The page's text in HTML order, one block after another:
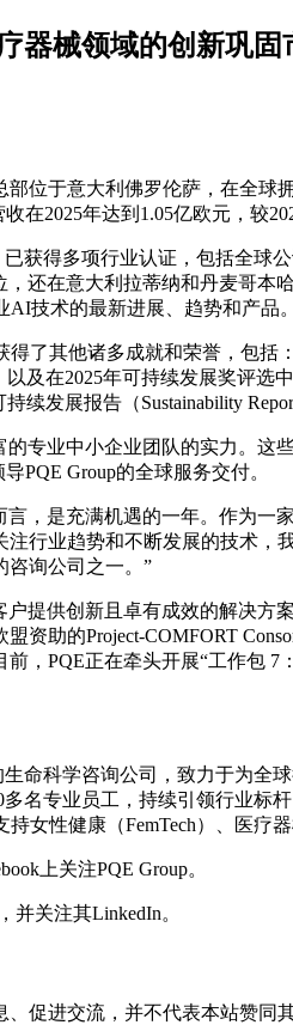
器械领域的创新巩固
位于意大利佛罗伦萨，在全
在2025年达到1.05亿欧元，较
获得多项行业认证，包括全球
还在意大利拉蒂纳和丹麦哥本
技术的最新进展、趋势和产品。
了其他诸多成就和荣誉，包
及在2025年可持续发展奖评
发展报告（Sustainability
专业中小企业团队的实力。这
PQE Group的全球服务交付。
言，是充满机遇的一年。作为
行业趋势和不断发展的技术
咨询公司之一。”
提供创新且卓有成效的解决
资助的Project-COMFORT
PQE正在牵头开展“工作包 7：
命科学咨询公司，致力于为全
名专业员工，持续引领行业标
女性健康（FemTech）、医疗
上关注PQE Group。
并关注其LinkedIn。
促进交流，并不代表本站赞